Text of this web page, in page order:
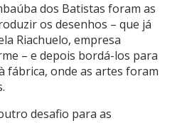
dos Batistas foram as
os desenhos – que já
Riachuelo, empresa
– e depois bordá-los para
fábrica, onde as artes foram
desafio para as